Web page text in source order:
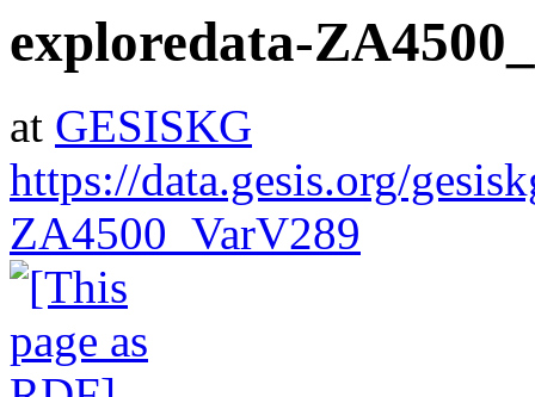
exploredata-
at GESISKG
https://data.gesis.org/
ZA4500_VarV289